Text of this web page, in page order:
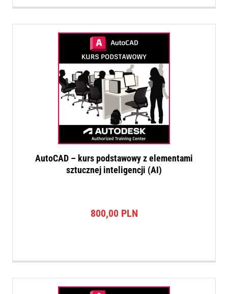
AutoCAD – kurs podstawowy z elementami
sztucznej inteligencji (AI)
800,00 PLN